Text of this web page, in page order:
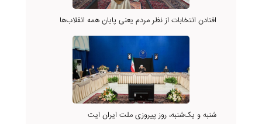
افتادن انتخابات از نظر مردم یعنی پایان همه انقلاب‌ها
شنبه و یک‌شنبه، روز پیروزی ملت ایران ایت